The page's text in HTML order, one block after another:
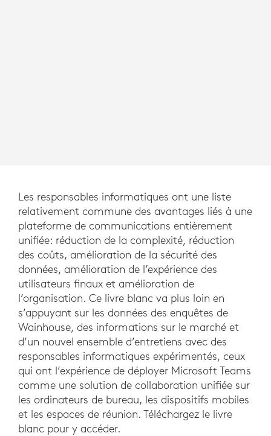
Les responsables informatiques ont une liste
relativement commune des avantages liés à une
plateforme de communications entièrement
unifiée: réduction de la complexité, réduction
des coûts, amélioration de la sécurité des
données, amélioration de l’expérience des
utilisateurs finaux et amélioration de
l’organisation. Ce livre blanc va plus loin en
s’appuyant sur les données des enquêtes de
Wainhouse, des informations sur le marché et
d’un nouvel ensemble d’entretiens avec des
responsables informatiques expérimentés, ceux
qui ont l’expérience de déployer Microsoft Teams
comme une solution de collaboration unifiée sur
les ordinateurs de bureau, les dispositifs mobiles
et les espaces de réunion. Téléchargez le livre
blanc pour y accéder.